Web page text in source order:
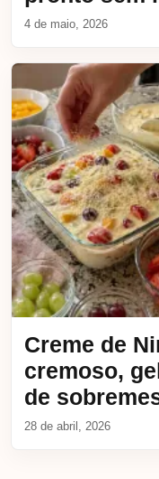
4 de maio, 2026
Creme de
cremoso,
de
28 de abril, 2026